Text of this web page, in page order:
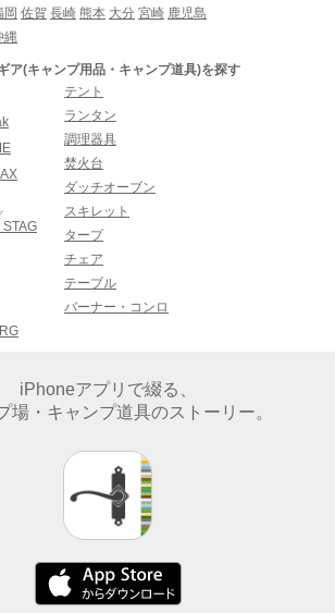
岡 佐賀 長崎 熊本 大分 宮崎 鹿児島
縄
ア(キャンプ用品・キャンプ道具)を探す
テント
ランタン
調理器具
焚火台
ダッチオーブン
スキレット
タープ
チェア
テーブル
バーナー・コンロ
iPhoneアプリで綴る、
場・キャンプ道具のストーリー。